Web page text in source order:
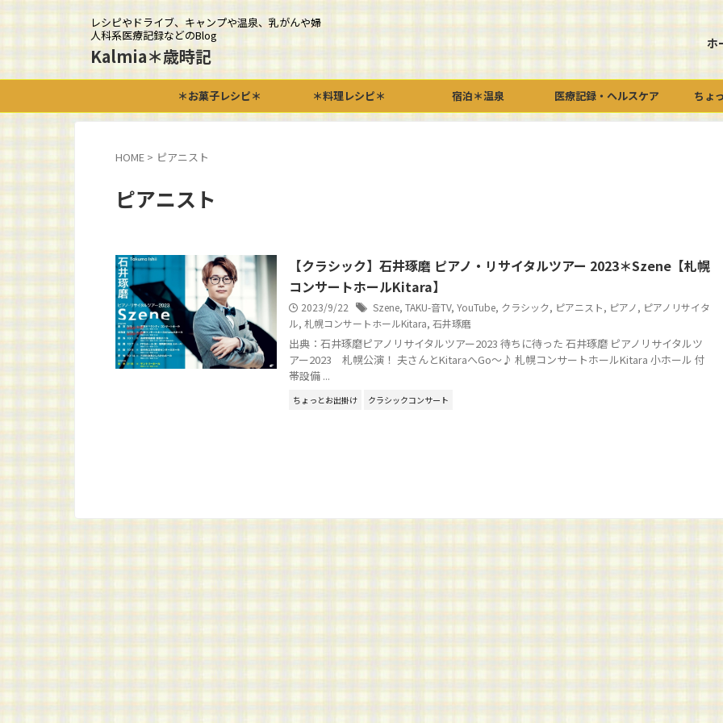
レシピやドライブ、キャンプや温泉、乳がんや婦
人科系医療記録などのBlog
Kalmia＊歳時記
ホ
＊お菓子レシピ＊ ＊料理レシピ＊ 宿泊＊温泉 医療記録・ヘルスケア ちょ
HOME > ピアニスト
ピアニスト
【クラシック】石井琢磨 ピアノ・リサイタルツアー 2023＊Szene【札幌
コンサートホールKitara】
2023/9/22 Szene, TAKU-音TV, YouTube, クラシック, ピアニスト, ピアノ, ピアノリサイタ
ル, 札幌コンサートホールKitara, 石井琢磨
出典：石井琢磨ピアノリサイタルツアー2023 待ちに待った 石井琢磨 ピアノリサイタルツ
アー2023 札幌公演！ 夫さんとKitaraへGo～♪ 札幌コンサートホールKitara 小ホール 付
帯設備 ...
ちょっとお出掛け クラシックコンサート